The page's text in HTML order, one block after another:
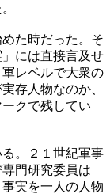
た時だった。そ
には直接言及せ
レベルで大衆の
存人物なのか、
クで残してい
。２１世紀軍事
門研究委員は
実を一人の人物